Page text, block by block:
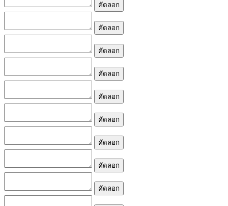
คัดลอก
คัดลอก
คัดลอก
คัดลอก
คัดลอก
คัดลอก
คัดลอก
คัดลอก
คัดลอก